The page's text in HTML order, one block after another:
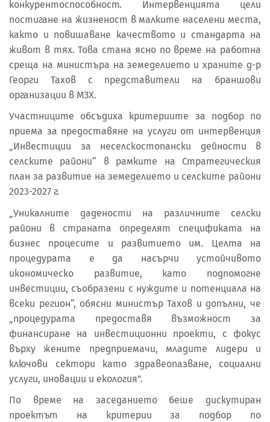
конкурентоспособност. Интервенцията цели
постигане на жизненост в малките населени места,
както и повишаване качеството и стандарта на
живот в тях. Това стана ясно по време на работна
среща на министъра на земеделието и храните д-р
Георги Тахов с представители на браншови
организации в МЗХ.
Участниците обсъдиха критериите за подбор по
приема за предоставяне на услуги от интервенция
„Инвестиции за неселскостопански дейности в
селските райони“ в рамките на Стратегическия
план за развитие на земеделието и селските райони
2023-2027 г.
„Уникалните дадености на различните селски
райони в страната определят спецификата на
бизнес процесите и развитието им. Целта на
процедурата е да насърчи устойчивото
икономическо развитие, като подпомогне
инвестиции, съобразени с нуждите и потенциала на
всеки регион“, обясни министър Тахов и допълни, че
„процедурата предоставя възможност за
финансиране на инвестиционни проекти, с фокус
върху жените предприемачи, младите лидери и
ключови сектори като здравеопазване, социални
услуги, иновации и екология”.
По време на заседанието беше дискутиран
проектът на критерии за подбор по